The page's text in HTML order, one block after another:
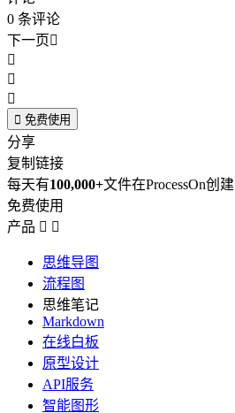
0 条评论
下一页



 免费使用
分享
复制链接
每天有100,000+文件在ProcessOn创建
免费使用
产品  
思维导图
流程图
思维笔记
Markdown
在线白板
原型设计
API服务
智能图形